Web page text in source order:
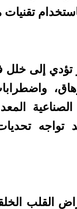
تقنيات
إلى خلل
تواجه